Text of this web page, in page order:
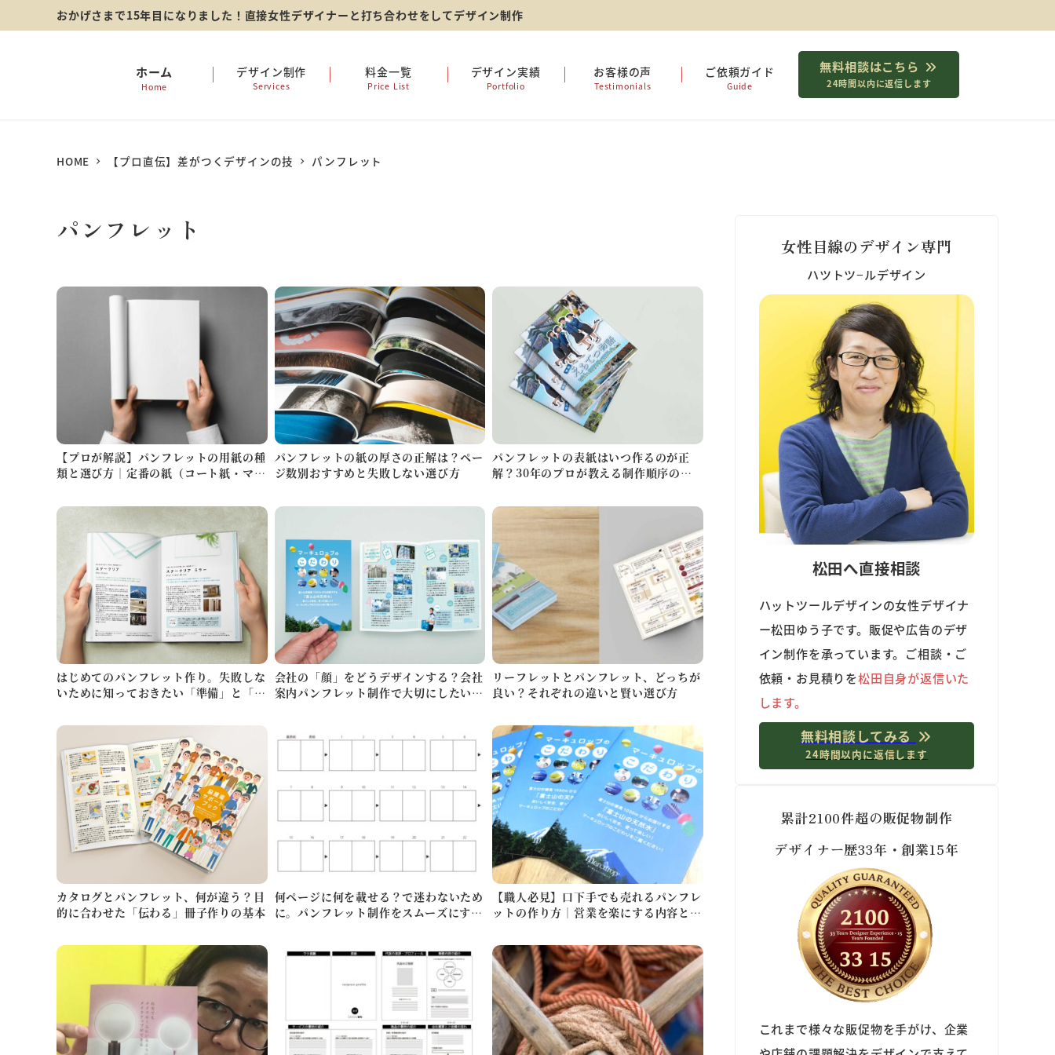
おかげさまで15年目になりました！直接女性デザイナーと打ち合わせをしてデザイン制作
ホーム
Home
デザイン制作
Services
料金一覧
Price List
デザイン実績
Portfolio
お客様の声
Testimonials
ご依頼ガイド
Guide
無料相談はこちら
24時間以内に返信します
HOME 【プロ直伝】差がつくデザインの技 パンフレット
パンフレット
【プロが解説】パンフレットの用紙の種
類と選び方｜定番の紙（コート紙・マッ
パンフレットの紙の厚さの正解は？ペー
ジ数別おすすめと失敗しない選び方
パンフレットの表紙はいつ作るのが正
解？30年のプロが教える制作順序のコ
はじめてのパンフレット作り。失敗しな
いために知っておきたい「準備」と「基
会社の「顔」をどうデザインする？会社
案内パンフレット制作で大切にしたい3
リーフレットとパンフレット、どっちが
良い？それぞれの違いと賢い選び方
カタログとパンフレット、何が違う？目
的に合わせた「伝わる」冊子作りの基本
何ページに何を載せる？で迷わないため
に。パンフレット制作をスムーズにする
【職人必見】口下手でも売れるパンフレ
ットの作り方｜営業を楽にする内容と配
女性目線のデザイン専門
ハツトツ−ルデザイン
松田へ直接相談
ハットツールデザインの女性デザイナ
ー松田ゆう子です。販促や広告のデザ
イン制作を承っています。ご相談・ご
依頼・お見積りを松田自身が返信いた
します。
無料相談してみる
24時間以内に返信します
累計2100件超の販促物制作
デザイナー歴33年・創業15年
これまで様々な販促物を手がけ、企業